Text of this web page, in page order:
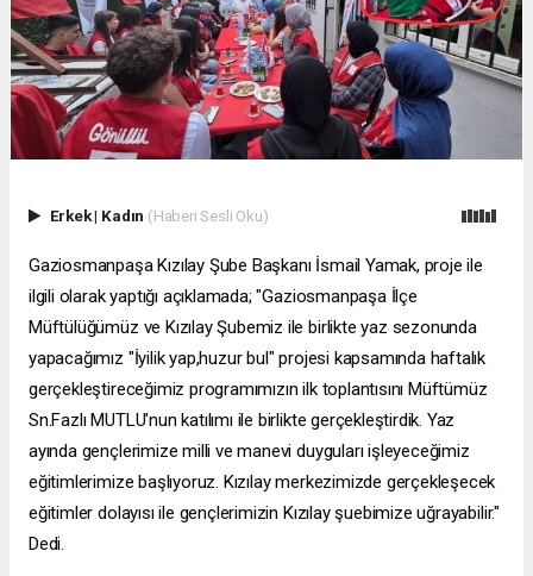
Erkek| Kadın (Haberi Sesli Oku)
Gaziosmanpaşa Kızılay Şube Başkanı İsmail Yamak, proje ile
ilgili olarak yaptığı açıklamada; "Gaziosmanpaşa İlçe
Müftülüğümüz ve Kızılay Şubemiz ile birlikte yaz sezonunda
yapacağımız "İyilik yap,huzur bul" projesi kapsamında haftalık
gerçekleştireceğimiz programımızın ilk toplantısını Müftümüz
Sn.Fazlı MUTLU'nun katılımı ile birlikte gerçekleştirdik. Yaz
ayında gençlerimize milli ve manevi duyguları işleyeceğimiz
eğitimlerimize başlıyoruz. Kızılay merkezimizde gerçekleşecek
eğitimler dolayısı ile gençlerimizin Kızılay şuebimize uğrayabilir."
Dedi.